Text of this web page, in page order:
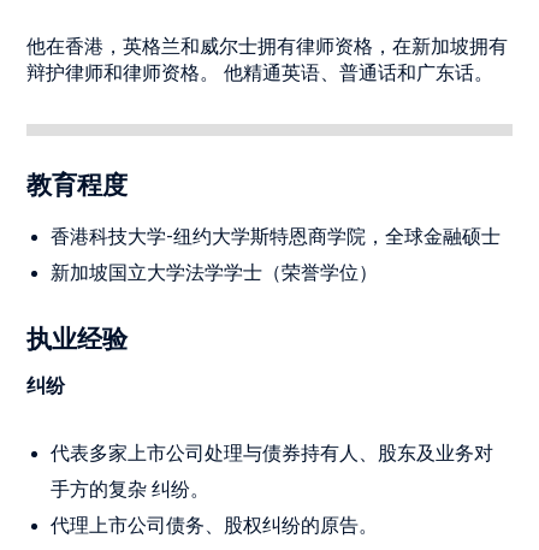
他在香港，英格兰和威尔士拥有律师资格，在新加坡拥有
辩护律师和律师资格。 他精通英语、普通话和广东话。
教育程度
香港科技大学-纽约大学斯特恩商学院，全球金融硕士
新加坡国立大学法学学士（荣誉学位）
执业经验
纠纷
代表多家上市公司处理与债券持有人、股东及业务对
手方的复杂 纠纷。
代理上市公司债务、股权纠纷的原告。